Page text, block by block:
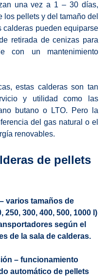
una vez a 1 – 30 días,
pellets y del tamaño del
calderas pueden equiparse
retirada de cenizas para
con un mantenimiento
estas calderas son tan
y utilidad como las
butano o LTO. Pero la
del gas natural o el
renovables.
de pellets
– varios tamaños de
300, 400, 500, 1000 l)
según el
de la sala de calderas.
– funcionamiento
automático de pellets